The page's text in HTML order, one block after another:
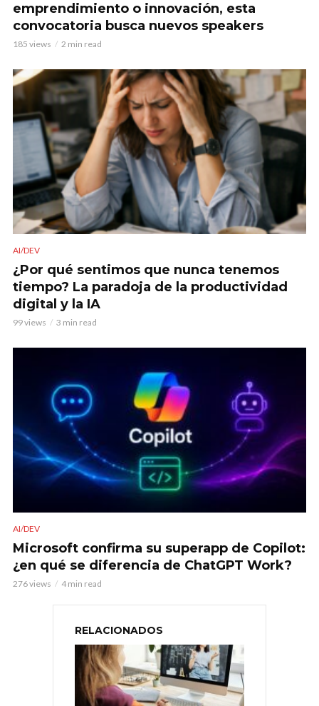
emprendimiento o innovación, esta
convocatoria busca nuevos speakers
185 views 2 min read
AI/DEV
¿Por qué sentimos que nunca tenemos
tiempo? La paradoja de la productividad
digital y la IA
99 views 3 min read
AI/DEV
Microsoft confirma su superapp de Copilot:
¿en qué se diferencia de ChatGPT Work?
276 views 4 min read
RELACIONADOS